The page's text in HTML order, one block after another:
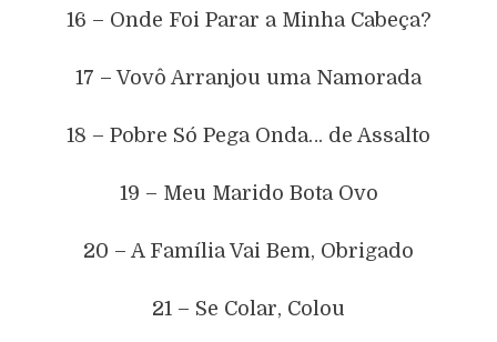
16 – Onde Foi Parar a Minha Cabeça?
17 – Vovô Arranjou uma Namorada
18 – Pobre Só Pega Onda… de Assalto
19 – Meu Marido Bota Ovo
20 – A Família Vai Bem, Obrigado
21 – Se Colar, Colou